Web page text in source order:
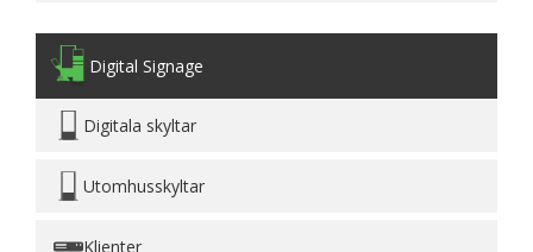
Digital Signage
Digitala skyltar
Utomhusskyltar
Klienter